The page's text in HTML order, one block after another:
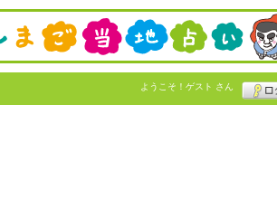
ようこそ！ ゲスト さん